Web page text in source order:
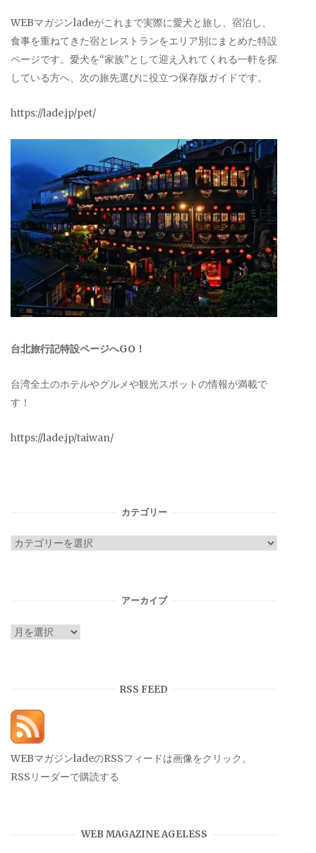
WEBマガジンladeがこれまで実際に愛犬と旅し、宿泊し、
食事を重ねてきた宿とレストランをエリア別にまとめた特設
ページです。愛犬を“家族”として迎え入れてくれる一軒を探
している方へ、次の旅先選びに役立つ保存版ガイドです。
https://lade.jp/pet/
台北旅行記特設ページへGO！
台湾全土のホテルやグルメや観光スポットの情報が満載で
す！
https://lade.jp/taiwan/
カテゴリー
カ
アーカイブ
ア
RSS FEED
WEBマガジンladeのRSSフィードは画像をクリック。
RSSリーダーで購読する
WEB MAGAZINE AGELESS